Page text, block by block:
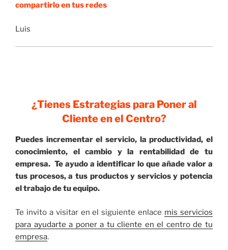
compartirlo en tus redes
Luis
¿Tienes Estrategias para Poner al
Cliente en el Centro?
Puedes incrementar el servicio, la productividad, el
conocimiento, el cambio y la rentabilidad de tu
empresa. Te ayudo a identificar lo que añade valor a
tus procesos, a tus productos y servicios y potencia
el trabajo de tu equipo.
Te invito a visitar en el siguiente enlace mis servicios
para ayudarte a poner a tu cliente en el centro de tu
empresa.